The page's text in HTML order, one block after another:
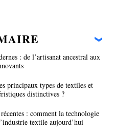
: de l’artisanat ancestral aux
principaux types de textiles et
distinctives ?
: comment la technologie
textile aujourd’hui